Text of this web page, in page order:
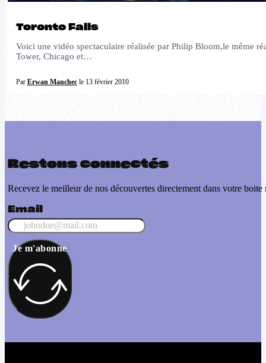
Toronto Falls
Voici une vidéo spectaculaire réalisée par Philip Bloom,le même
Tower, Chicago et…
Par Erwan Manchecle 13 février 2010
Restons connectés
Recevez le meilleur de nos découvertes directement dans votre boite
Email
Je m'abonne